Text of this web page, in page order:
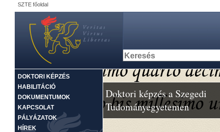
SZTE főoldal
DOKTORI KÉPZÉS
HABILITÁCIÓ
DOKUMENTUMOK
KAPCSOLAT
PÁLYÁZATOK
HÍREK
Doktori képzés a Szegedi
Tudományegyetemen